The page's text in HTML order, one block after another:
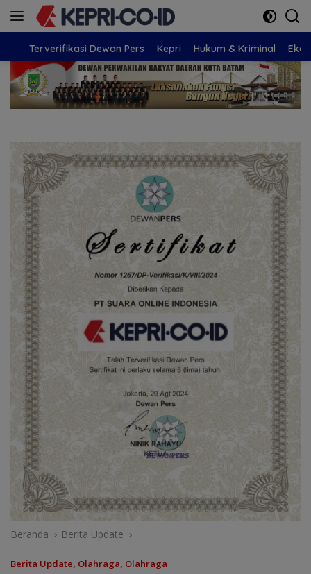
Langsung
Terverifikasi Dewan Pers Kepri Hukum & Kriminal
Beranda Berita Update
Berita Update, Olahraga, Olahraga